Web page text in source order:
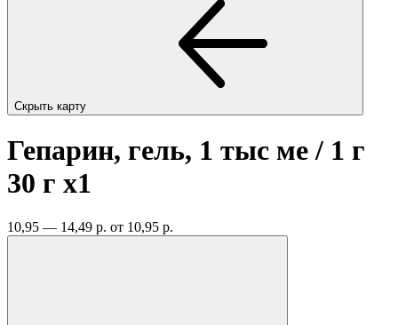
Скрыть карту
Гепарин, гель, 1 тыс ме / 1 г
30 г x1
10,95 — 14,49 р. от 10,95 р.